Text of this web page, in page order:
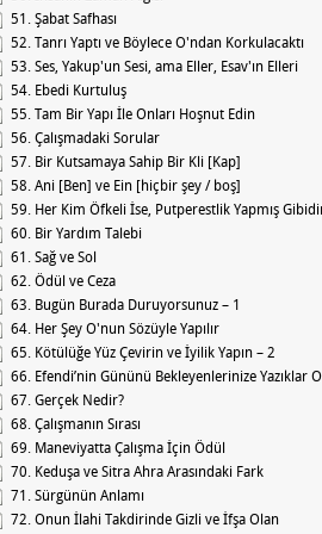
51. Şabat Safhası
52. Tanrı Yaptı ve Böylece O'ndan Korkulacaktı
53. Ses, Yakup'un Sesi, ama Eller, Esav'ın Elleri
54. Ebedi Kurtuluş
55. Tam Bir Yapı İle Onları Hoşnut Edin
56. Çalışmadaki Sorular
57. Bir Kutsamaya Sahip Bir Kli [Kap]
58. Ani [Ben] ve Ein [hiçbir şey / boş]
59. Her Kim Öfkeli İse, Putperestlik Yapmış
60. Bir Yardım Talebi
61. Sağ ve Sol
62. Ödül ve Ceza
63. Bugün Burada Duruyorsunuz – 1
64. Her Şey O'nun Sözüyle Yapılır
65. Kötülüğe Yüz Çevirin ve İyilik Yapın – 2
66. Efendi’nin Gününü Bekleyenlerinize Yazıklar
67. Gerçek Nedir?
68. Çalışmanın Sırası
69. Maneviyatta Çalışma İçin Ödül
70. Keduşa ve Sitra Ahra Arasındaki Fark
71. Sürgünün Anlamı
72. Onun İlahi Takdirinde Gizli ve İfşa Olan